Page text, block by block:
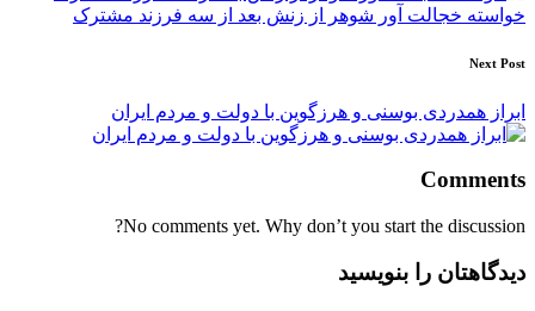
خواسته خجالت آور شوهر از زنش بعد از سه فرزند مشترک
Next Post
ابراز همدردی بوسنی و هرزگوین با دولت و مردم ایران
Comments
No comments yet. Why don’t you start the discussion?
دیدگاهتان را بنویسید